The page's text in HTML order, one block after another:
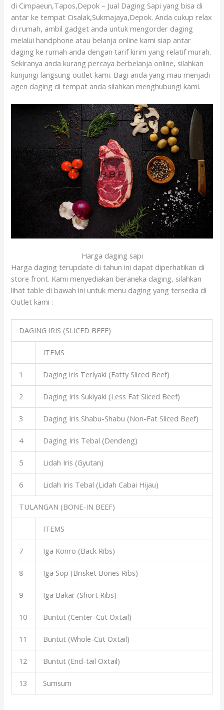
di Cimpaeun,Tapos,Depok – Jual Daging Sapi yang bisa di
antar ke tempat Cisalak,Sukmajaya,Depok. Anda cukup relax
di rumah, ambil gadget anda untuk mengorder daging
melalui handphone atau belanja online kami siap antar
daging ke rumah anda dengan tarif kirim yang relatif murah.
Sekiranya anda kurang percaya berbelanja online, silahkan
kunjungi langsung outlet kami. Bagi anda yang mau menjadi
agen daging di tempat anda silahkan menghubungi kami.
Harga daging sapi
Harga daging terupdate di tahun ini dapat diperhatikan di
store front. Kami menyediakan beraneka daging, silahkan
lihat table di bawah ini untuk menu daging yang tersedia di
Outlet kami :
DAGING IRIS (SLICED BEEF)
ITEMS
1 Daging iris Teriyaki (Fatty Sliced Beef)
2 Daging Iris Sukiyaki (Less Fat Sliced Beef)
3 Daging Iris Shabu-Shabu (Non-Fat Sliced Beef)
4 Daging Iris Tebal (Dendeng)
5 Lidah Iris (Gyutan)
6 Lidah Iris Tebal (Lidah Cabai Hijau)
TULANGAN (BONE-IN BEEF)
ITEMS
7 Iga Konro (Back Ribs)
8 Iga Sop (Brisket Bones Ribs)
9 Iga Bakar (Short Ribs)
10 Buntut (Center-Cut Oxtail)
11 Buntut (Whole-Cut Oxtail)
12 Buntut (End-tail Oxtail)
13 Sumsum